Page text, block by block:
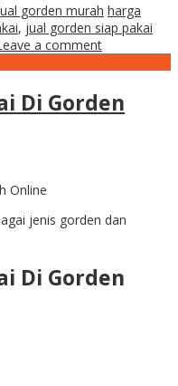
gorden murah harga
, jual gorden siap pakai
a comment
Di Gorden
jenis gorden dan
Di Gorden